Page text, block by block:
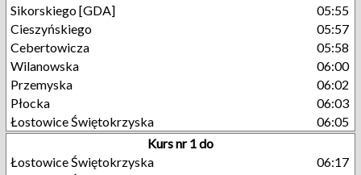
Sikorskiego [GDA]
05:55
Cieszyńskiego
05:57
Cebertowicza
05:58
Wilanowska
06:00
Przemyska
06:02
Płocka
06:03
Łostowice Świętokrzyska
06:05
Kurs nr 1 do
Łostowice Świętokrzyska
06:17